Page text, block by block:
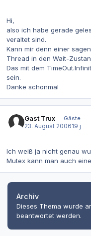
Hi,
also ich habe gerade
veraltet sind.
Kann mir denn einer
Thread in den Wait-
Das mit dem
sein.
Danke schonmal
Gast Trux
Gäste
23. August 200619 j
Ich weiß ja nicht genau
Mutex kann man auch
Archiv
Dieses Thema wurde
beantwortet werden.